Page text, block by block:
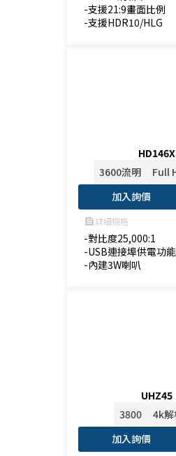
-支援21:9畫面比例
-支援HDR10/HLG
HD146X
3600流明
Full
加入詢價
feed詳細規格
-對比度25,000:1
-USB連接埠供電功能
-內建3W喇叭
UHZ45
3800
4k
加入詢價